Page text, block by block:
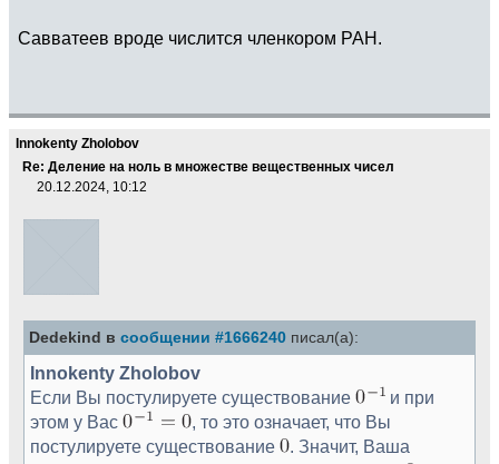
Савватеев вроде числится членкором РАН.
Innokenty Zholobov
Re: Деление на ноль в множестве вещественных чисел
20.12.2024, 10:12
Dedekind в сообщении #1666240 писал(а):
Innokenty Zholobov
Если Вы постулируете существование
и при
этом у Вас
, то это означает, что Вы
постулируете существование
. Значит, Ваша